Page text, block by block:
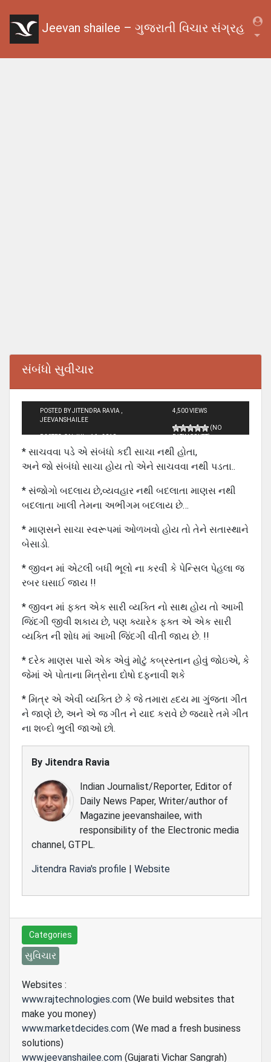
Jeevan shailee – ગુજરાતી વિચાર સંગ્રહ
સંબંધો સુવીચાર
POSTED BY JITENDRA RAVIA ,
JEEVANSHAILEE
POSTED ON JUL - 16 - 2010
4,500 VIEWS
(NO
RATINGS YET)
* સાચવવા પડે એ સંબંધો કદી સાચા નથી હોતા,
અને જો સંબંધો સાચા હોય તો એને સાચવવા નથી પડતા..
* સંજોગો બદલાય છે,વ્યવહાર નથી બદલાતા માણસ નથી
બદલાતા ખાલી તેમના અભીગમ બદલાય છે…
* માણસને સાચા સ્વરૂપમાં ઓળખવો હોય તો તેને સતાસ્થાને
બેસાડો.
* જીવન માં એટલી બધી ભૂલો ના કરવી કે પેન્સિલ પેહલા જ
રબર ઘસાઈ જાય !!
* જીવન માં ફક્ત એક સારી વ્યક્તિ નો સાથ હોય તો આખી
જિંદગી જીવી શકાય છે, પણ ક્યારેક ફક્ત એ એક સારી
વ્યક્તિ ની શોધ માં આખી જિંદગી વીતી જાય છે. !!
* દરેક માણસ પાસે એક એવું મોટું કબ્રસ્તાન હોવું જોઇએ, કે
જેમાં એ પોતાના મિત્રોના દોષો દફનાવી શકે
* મિત્ર એ એવી વ્યક્તિ છે કે જે તમારા હ્દય મા ગુંજ્તા ગીત
ને જાણે છે, અને એ જ ગીત ને યાદ કરાવે છે જ્યારે તમે ગીત
ના શબ્દો ભુલી જાઓ છો.
By Jitendra Ravia
Indian Journalist/Reporter, Editor of
Daily News Paper, Writer/author of
Magazine jeevanshailee, with
responsibility of the Electronic media
channel, GTPL.
Jitendra Ravia's profile | Website
Categories
સુવિચાર
Websites :
www.rajtechnologies.com (We build websites that
make you money)
www.marketdecides.com (We mad a fresh business
solutions)
www.jeevanshailee.com (Gujarati Vichar Sangrah)